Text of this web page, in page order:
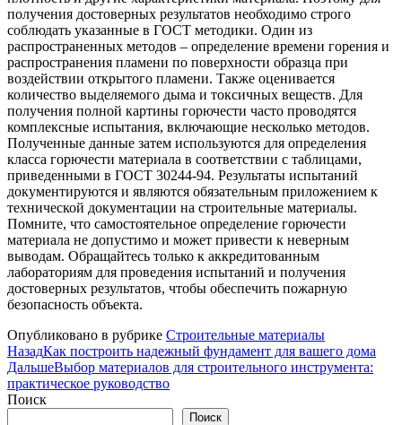
получения достоверных результатов необходимо строго
соблюдать указанные в ГОСТ методики. Один из
распространенных методов – определение времени горения и
распространения пламени по поверхности образца при
воздействии открытого пламени. Также оценивается
количество выделяемого дыма и токсичных веществ. Для
получения полной картины горючести часто проводятся
комплексные испытания, включающие несколько методов.
Полученные данные затем используются для определения
класса горючести материала в соответствии с таблицами,
приведенными в ГОСТ 30244-94. Результаты испытаний
документируются и являются обязательным приложением к
технической документации на строительные материалы.
Помните, что самостоятельное определение горючести
материала не допустимо и может привести к неверным
выводам. Обращайтесь только к аккредитованным
лабораториям для проведения испытаний и получения
достоверных результатов, чтобы обеспечить пожарную
безопасность объекта.
Опубликовано в рубрике Строительные материалы
НазадКак построить надежный фундамент для вашего дома
ДальшеВыбор материалов для строительного инструмента:
практическое руководство
Поиск
Поиск